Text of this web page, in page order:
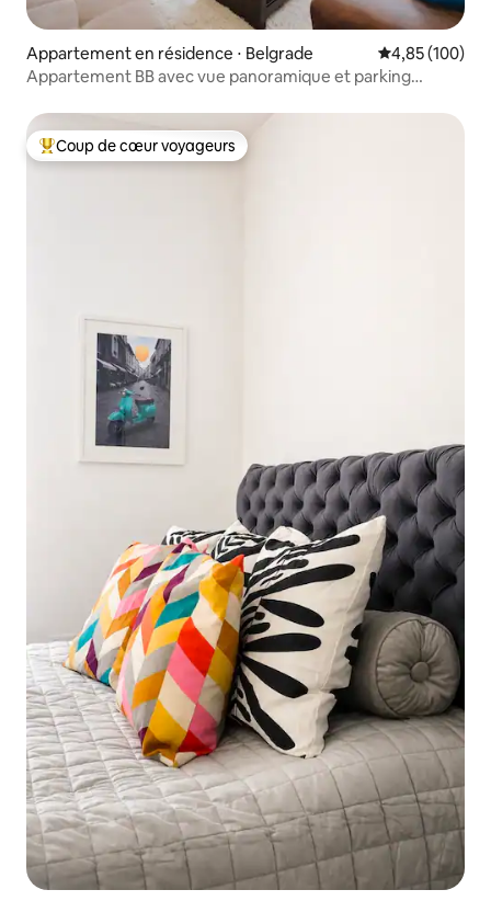
Appartement en résidence ⋅ Belgrade Évaluation
4,85 (100)
Appartement BB avec vue panoramique et parking
Coups de cœur voyageurs les plus appréciés
Coup de cœur voyageurs